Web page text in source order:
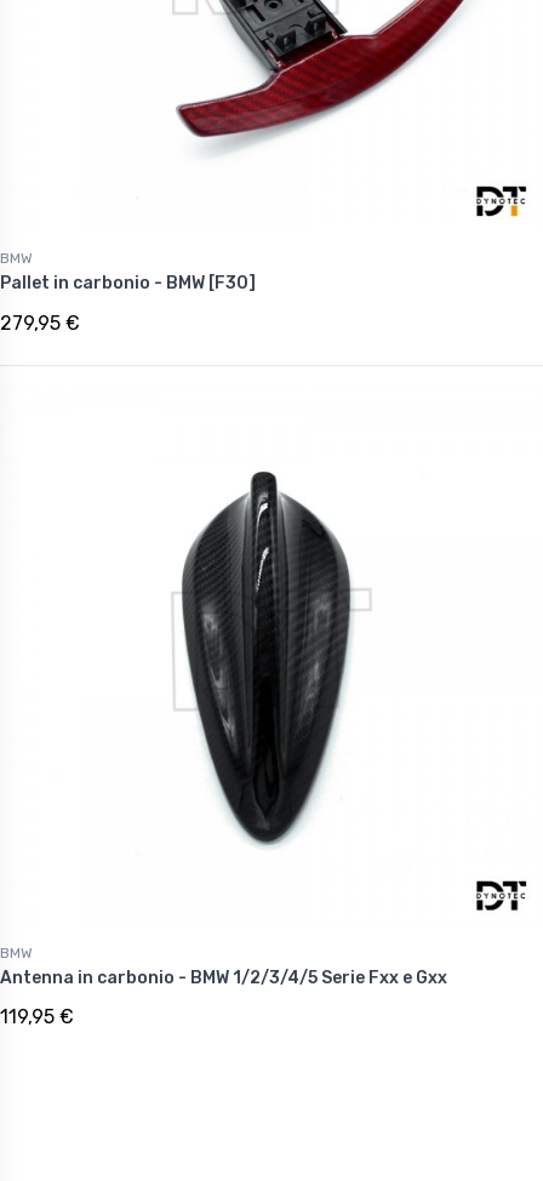
BMW
Pallet in carbonio - BMW [F30]
279,95 €
BMW
Antenna in carbonio - BMW 1/2/3/4/5 Serie Fxx e Gxx
119,95 €